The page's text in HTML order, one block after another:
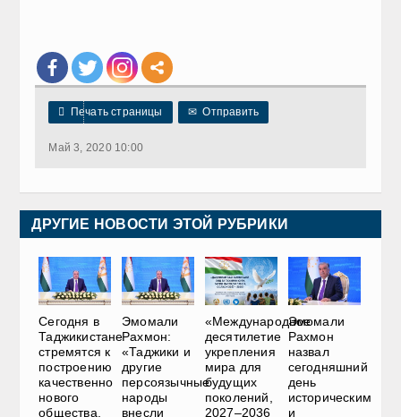
 Печать страницы ✉ Отправить
Май 3, 2020 10:00
ДРУГИЕ НОВОСТИ ЭТОЙ РУБРИКИ
Сегодня в
Таджикистане
стремятся к
построению
качественно
нового
общества,
Эмомали
Рахмон:
«Таджики и
другие
персоязычные
народы
внесли
«Международное
десятилетие
укрепления
мира для
будущих
поколений,
2027–2036
Эмомали
Рахмон
назвал
сегодняшний
день
историческим
и